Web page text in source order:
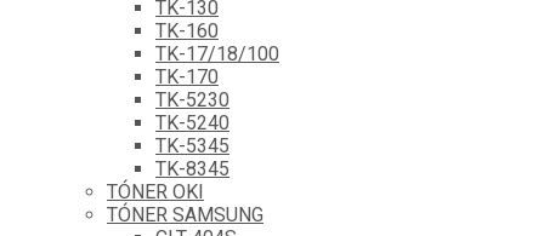
TK-130
TK-160
TK-17/18/100
TK-170
TK-5230
TK-5240
TK-5345
TK-8345
TÓNER OKI
TÓNER SAMSUNG